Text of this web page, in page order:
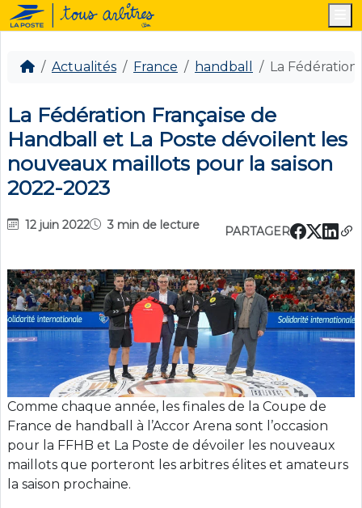
Actualités France handball La
La Fédération Française de
Handball et La Poste dévoilent les
nouveaux maillots pour la saison
2022-2023
12 juin 2022 3 min de lecture PARTAGER
Comme chaque année, les finales de la Coupe de
France de handball à l’Accor Arena sont l’occasion
pour la FFHB et La Poste de dévoiler les nouveaux
maillots que porteront les arbitres élites et amateurs
la saison prochaine.